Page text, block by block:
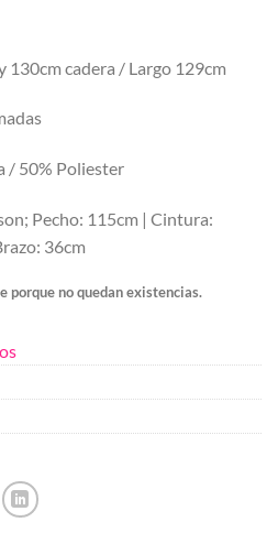
€.
130cm cadera / Largo 129cm
/ 50% Poliester
Pecho: 115cm | Cintura:
36cm
porque no quedan existencias.